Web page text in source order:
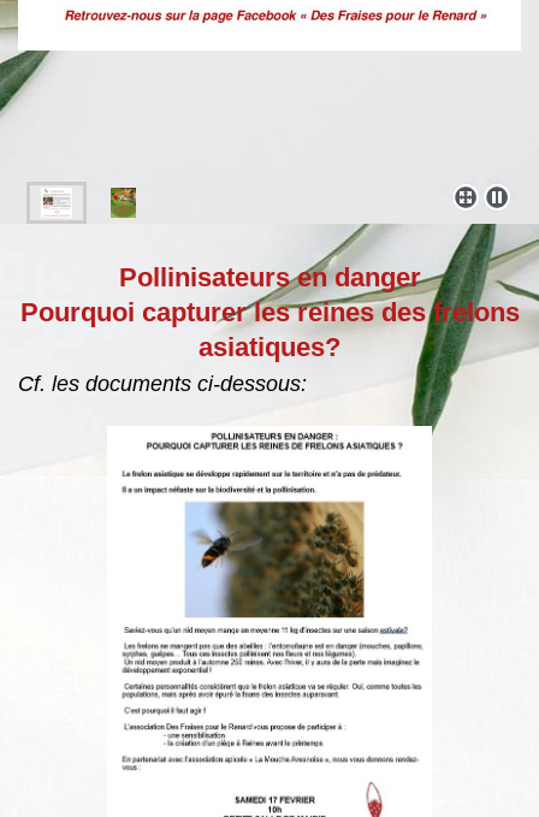
Pollinisateurs en danger
Pourquoi capturer les reines des frelons
asiatiques?
Cf. les documents ci-dessous: